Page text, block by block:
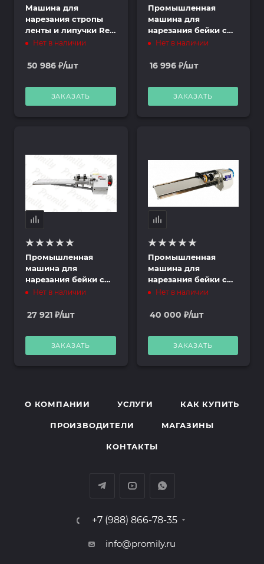
Машина для
нарезания стропы
ленты и липучки Red
Shark RS-100A
Нет в наличии
50 986 ₽/шт
ЗАКАЗАТЬ
Промышленная
машина для
нарезания бейки с
чулка Red Shark RS-
Нет в наличии
16 996₽/шт
ЗАКАЗАТЬ
Промышленная
машина для
нарезания бейки с
чулка Red Shark RS-
Нет в наличии
27 921 ₽/шт
ЗАКАЗАТЬ
Промышленная
машина для
нарезания бейки с
чулка PHLPS PLS-
Нет в наличии
40 000 ₽/шт
ЗАКАЗАТЬ
О КОМПАНИИ УСЛУГИ КАК КУПИТЬ
ПРОИЗВОДИТЕЛИ МАГАЗИНЫ
КОНТАКТЫ
+7 (988) 866-78-35
info@promily.ru